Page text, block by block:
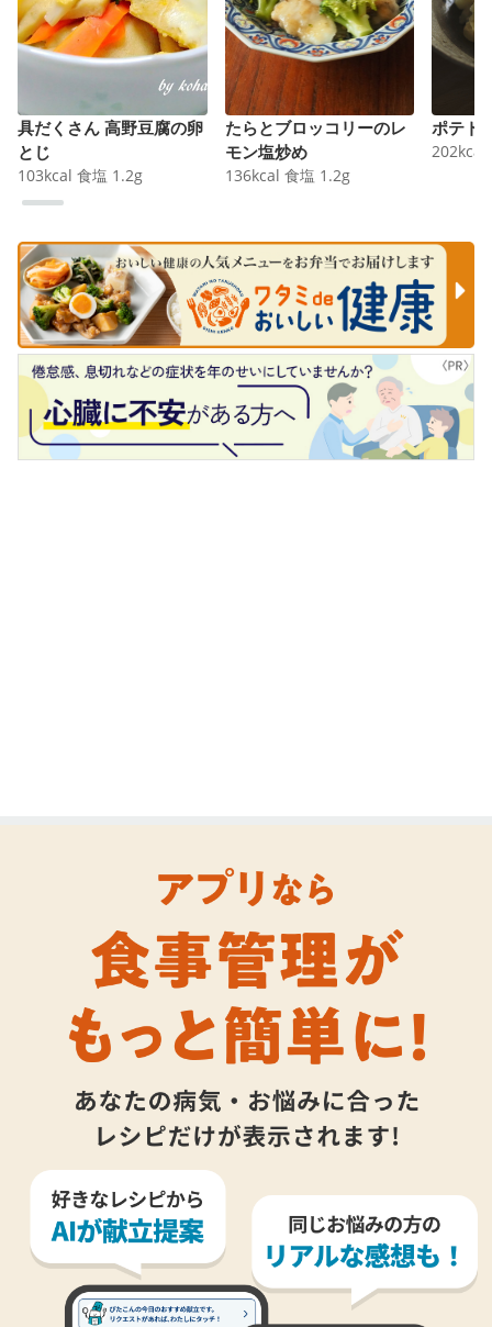
具だくさん 高野豆腐の卵
とじ
103kcal 食塩 1.2g
たらとブロッコリーのレ
モン塩炒め
136kcal 食塩 1.2g
ポテト
202kcal